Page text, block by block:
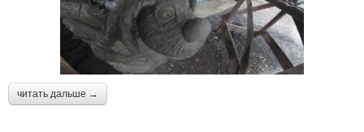
читать дальше →